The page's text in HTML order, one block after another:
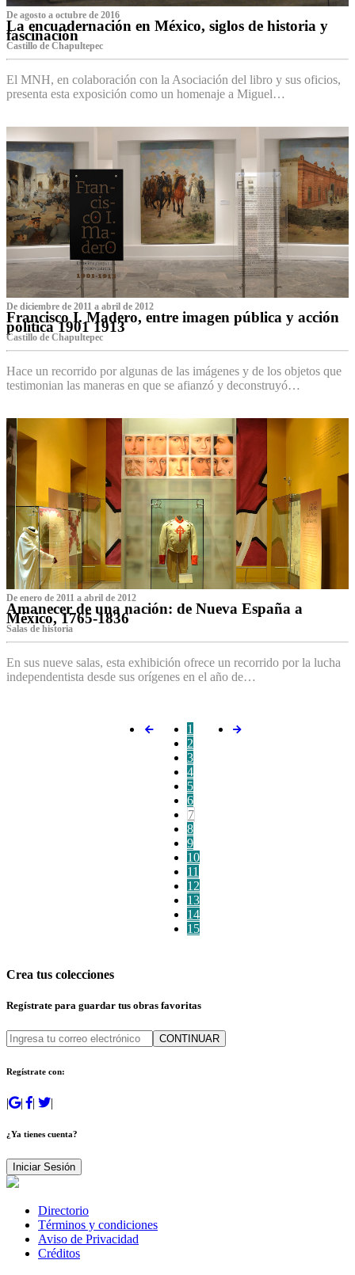
De agosto a octubre de 2016
La encuadernación en México, siglos de historia y
fascinación
Castillo de Chapultepec
El MNH, en colaboración con la Asociación del libro y sus oficios,
presenta esta exposición como un homenaje a Miguel…
De diciembre de 2011 a abril de 2012
Francisco I. Madero, entre imagen pública y acción
política 1901 1913
Castillo de Chapultepec
Hace un recorrido por algunas de las imágenes y de los objetos que
testimonian las maneras en que se afianzó y deconstruyó…
De enero de 2011 a abril de 2012
Amanecer de una nación: de Nueva España a
México, 1765-1836
Salas de historia
En sus nueve salas, esta exhibición ofrece un recorrido por la lucha
independentista desde sus orígenes en el año de…
1
2
3
4
5
6
7
8
9
10
11
12
13
14
15
Crea tus colecciones
Regístrate para guardar tus obras favoritas
CONTINUAR
Regístrate con:
| | | |
¿Ya tienes cuenta?
Iniciar Sesión
Directorio
Términos y condiciones
Aviso de Privacidad
Créditos